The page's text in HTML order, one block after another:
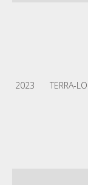
2023 TERRA-